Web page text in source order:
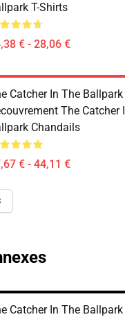
T-Shirts
€ - 28,06 €
Catcher In The Ballpark
The Catcher
Chandails
€ - 44,11 €
Catcher In The